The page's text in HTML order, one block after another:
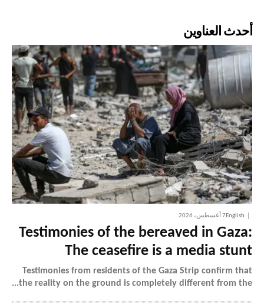
أحدث العناوين
English7 أغسطس، 2026
Testimonies of the bereaved in Gaza:
The ceasefire is a media stunt
Testimonies from residents of the Gaza Strip confirm that
the reality on the ground is completely different from the...